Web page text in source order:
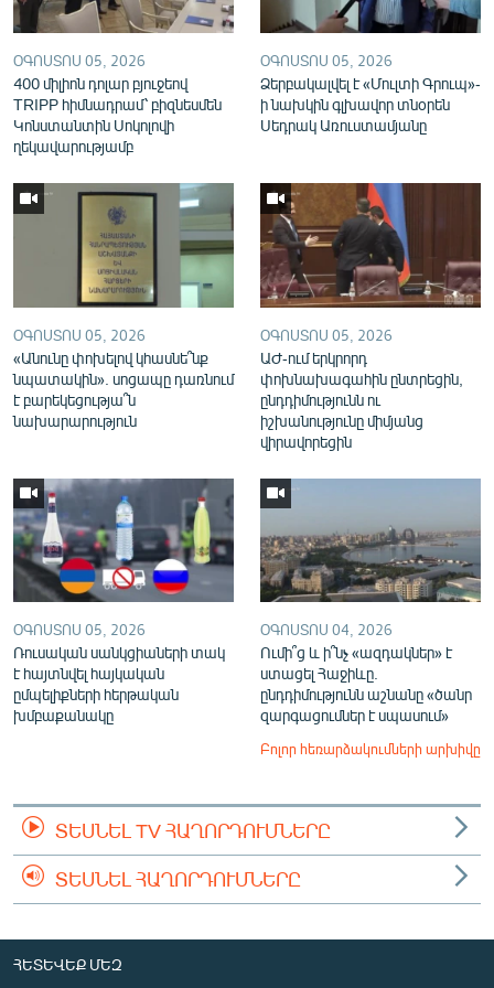
English
Русский
ՀԵՏԵՎԵՔ ՄԵԶ
«Ազատության» բոլոր կայքերը
ՕԳՈՍՏՈՍ 05, 2026
400 միլիոն դոլար բյուջեով
TRIPP հիմնադրամ՝ բիզնեսմեն
Կոնստանտին Սոկոլովի
ղեկավարությամբ
ՕԳՈՍՏՈՍ 05, 2026
Ձերբակալվել է «Մուլտի Գրուպ»-
ի նախկին գլխավոր տնօրեն
Սեդրակ Առուստամյանը
ՕԳՈՍՏՈՍ 05, 2026
«Անունը փոխելով կհասնե՞նք
նպատակին». սոցապը դառնում
է բարեկեցությա՞ն
նախարարություն
ՕԳՈՍՏՈՍ 05, 2026
ԱԺ-ում երկրորդ
փոխնախագահին ընտրեցին,
ընդդիմությունն ու
իշխանությունը միմյանց
վիրավորեցին
ՕԳՈՍՏՈՍ 05, 2026
Ռուսական սանկցիաների տակ
է հայտնվել հայկական
ըմպելիքների հերթական
խմբաքանակը
ՕԳՈՍՏՈՍ 04, 2026
Ումի՞ց և ի՞նչ «ազդակներ» է
ստացել Հաջիևը.
ընդդիմությունն աշնանը «ծանր
զարգացումներ է սպասում»
Բոլոր հեռարձակումների արխիվը
ՏԵՍՆԵԼ TV ՀԱՂՈՐԴՈՒՄՆԵՐԸ
ՏԵՍՆԵԼ ՀԱՂՈՐԴՈՒՄՆԵՐԸ
ՀԵՏԵՎԵՔ ՄԵԶ